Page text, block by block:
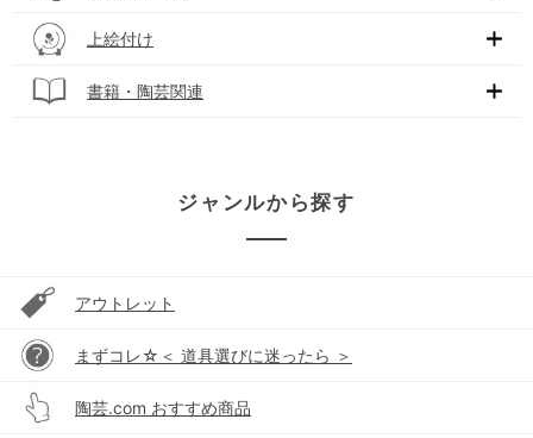
上絵付け
書籍・陶芸関連
ジャンルから探す
アウトレット
まずコレ☆＜ 道具選びに迷ったら ＞
陶芸.com おすすめ商品